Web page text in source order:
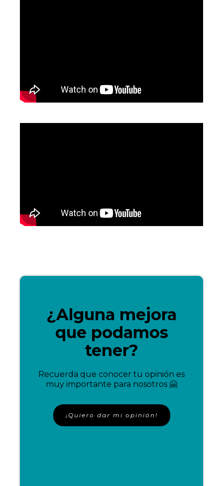
¿Alguna mejora
que podamos
tener?
Recuerda que conocer tu opinión es
muy importante para nosotros 🤗
¡Quiero dar mi opinión!